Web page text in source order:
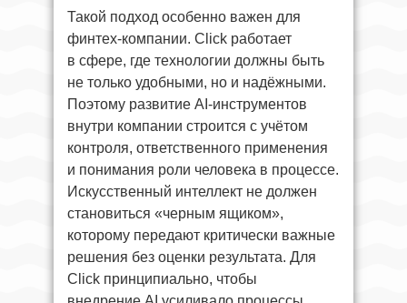
Такой подход особенно важен для
финтех-компании. Click работает
в сфере, где технологии должны быть
не только удобными, но и надёжными.
Поэтому развитие AI-инструментов
внутри компании строится с учётом
контроля, ответственного применения
и понимания роли человека в процессе.
Искусственный интеллект не должен
становиться «черным ящиком»,
которому передают критически важные
решения без оценки результата. Для
Click принципиально, чтобы